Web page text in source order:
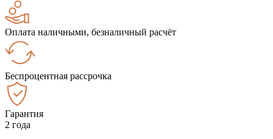
Оплата наличными, безналичный расчёт
Беспроцентная рассрочка
Гарантия
2 года